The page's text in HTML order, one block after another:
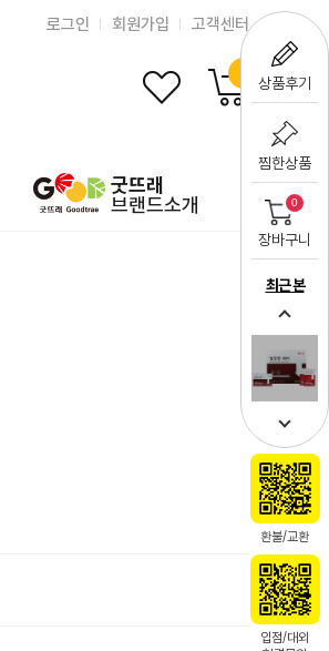
상품후기
찜한상품
0
장바구니
최근 본
환불/교환
입점/대외
로그인 회원가입 고객센터
굿뜨래
브랜드소개